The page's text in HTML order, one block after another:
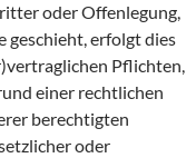
oder Offenlegung,
erfolgt dies
Pflichten,
einer rechtlichen
berechtigten
oder